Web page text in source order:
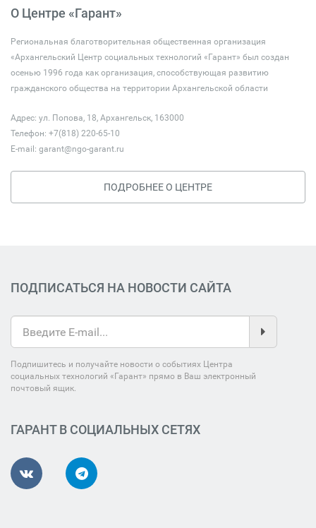
О Центре «Гарант»
Региональная благотворительная общественная организация
«Архангельский Центр социальных технологий «Гарант» был создан
осенью 1996 года как организация, способствующая развитию
гражданского общества на территории Архангельской области
Адрес: ул. Попова, 18, Архангельск, 163000
Телефон: +7(818) 220-65-10
E-mail: garant@ngo-garant.ru
ПОДРОБНЕЕ О ЦЕНТРЕ
ПОДПИСАТЬСЯ НА НОВОСТИ САЙТА
Подпишитесь и получайте новости о событиях Центра
социальных технологий «Гарант» прямо в Ваш электронный
почтовый ящик.
ГАРАНТ В СОЦИАЛЬНЫХ СЕТЯХ